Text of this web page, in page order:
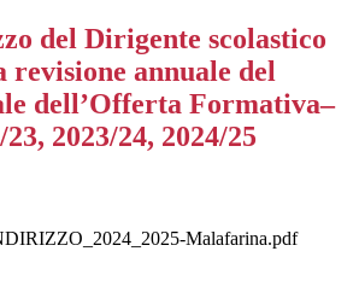
del Dirigente scolastico
annuale del
dell’Offerta Formativa–
2023/24, 2024/25
Malafarina.pdf